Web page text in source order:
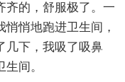
齐的，舒服极了。一
悄地跑进卫生间，
几下，我吸了吸鼻
间。